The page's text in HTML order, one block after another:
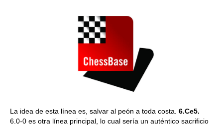
La idea de esta línea es, salvar al peón a toda costa. 6.Ce5.
6.0-0 es otra línea principal, lo cual sería un auténtico sacrificio